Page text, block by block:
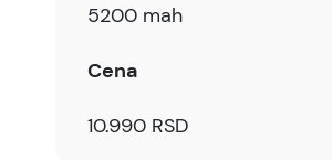
5200 mah
Cena
10.990 RSD